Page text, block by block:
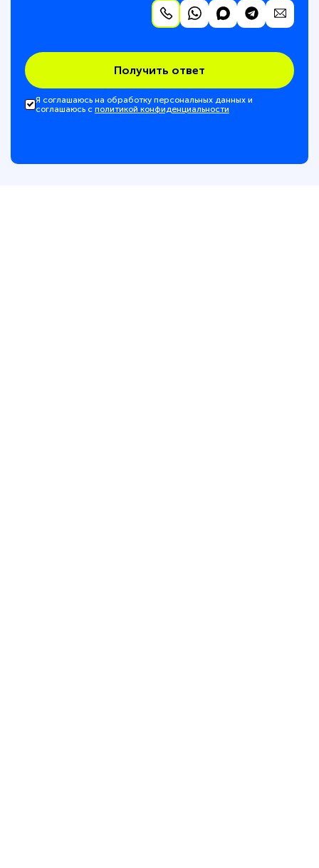
Получить ответ
Я соглашаюсь на обработку персональных данных и
соглашаюсь с политикой конфиденциальности